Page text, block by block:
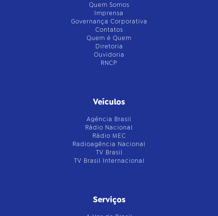
Quem Somos
Imprensa
Governança Corporativa
Contatos
Quem é Quem
Diretoria
Ouvidoria
RNCP
Veículos
Agência Brasil
Rádio Nacional
Rádio MEC
Radioagência Nacional
TV Brasil
TV Brasil Internacional
Serviços